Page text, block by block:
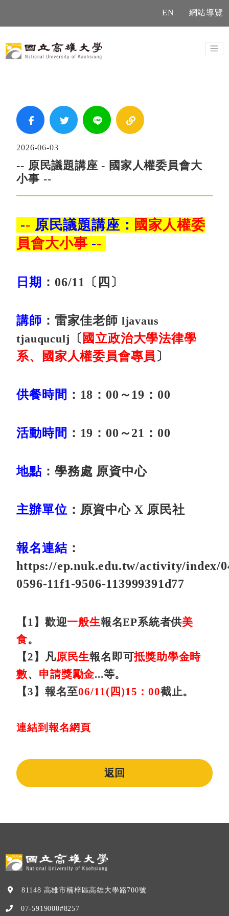
EN 網站導覽
2026-06-03
-- 原民議題講座 - 國家人權委員會大
小事 --
-- 原民議題講座： 國家人權委
員會大小事 --
日期 ：06/11 〔四〕
講師 ：雷家佳老師 ljavaus
tjauquculj 〔 國立政治大學法律學
系、國家人權委員會專員 〕
供餐時間 ： 18 ：00～19：00
活動時間 ： 19 ：00～21：00
地點 ： 學務處 原資中心
主辦單位 ： 原資中心 X 原民社
報名連結 ：
https://ep.nuk.edu.tw/activity/index/
0596-11f1-9506-113999391d77
【1】歡迎一般生報名EP系統者供美
食。
【2】 凡原民生報名即可抵獎助學金時
數、 申請獎勵金...等。
【3】報名至06/11(四)15：00截止。
連結到報名網頁
返回
81148 高雄市楠梓區高雄大學路700號
07-5919000#8257